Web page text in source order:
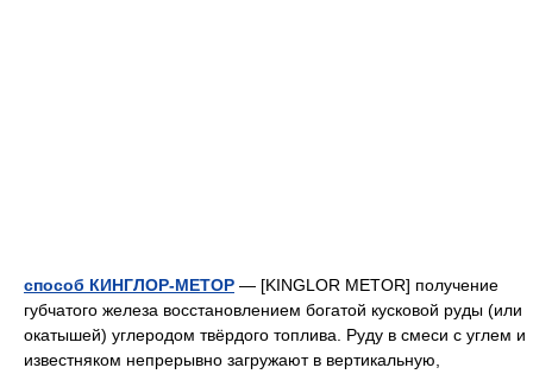
способ КИНГЛОР-МЕТОР — [KINGLOR METOR] получение
губчатого железа восстановлением богатой кусковой руды (или
окатышей) углеродом твёрдого топлива. Руду в смеси с углем и
известняком непрерывно загружают в вертикальную,